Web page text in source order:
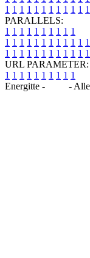
1 1 1 1 1 1 1 1 1 1 1 1
PARALLELS:
1 1 1 1 1 1 1 1 1 1
1 1 1 1 1 1 1 1 1 1 1 1
1 1 1 1 1 1 1 1 1 1 1 1
URL PARAMETER:
1 1 1 1 1 1 1 1 1 1
Energitte -
-